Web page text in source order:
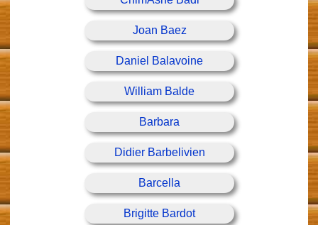
Joan Baez
Daniel Balavoine
William Balde
Barbara
Didier Barbelivien
Barcella
Brigitte Bardot